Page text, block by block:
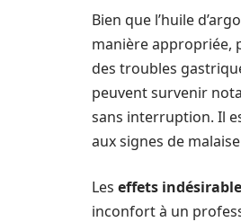
Bien que l’huile
manière appropriée,
des troubles
peuvent survenir
sans interruption. Il
aux signes de
Les effets
inconfort à un